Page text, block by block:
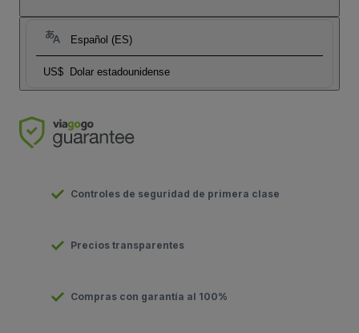
Español (ES)
US$ Dolar estadounidense
Controles de seguridad de primera clase
Precios transparentes
Compras con garantía al 100%